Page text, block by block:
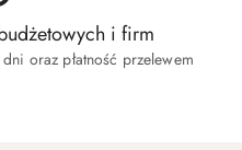
i firm
oraz płatność przelewem